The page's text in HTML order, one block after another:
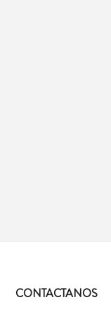
CONTACTANOS